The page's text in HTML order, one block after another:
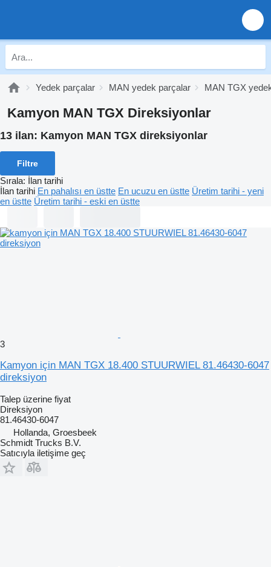
Yedek parçalar MAN yedek parçalar MAN TGX
Kamyon MAN TGX Direksiyonlar
13 ilan: Kamyon MAN TGX direksiyonlar
Filtre
Sırala: İlan tarihi
İlan tarihi En pahalısı en üstte En ucuzu en üstte Üretim tarihi - yeni
en üstte Üretim tarihi - eski en üstte
3
Kamyon için MAN TGX 18.400 STUURWIEL 81.46430-6047
direksiyon
Talep üzerine fiyat
Direksiyon
81.46430-6047
Hollanda, Groesbeek
Schmidt Trucks B.V.
Satıcıyla iletişime geç